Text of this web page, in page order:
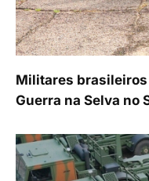
Militares
Guerra na Selva no